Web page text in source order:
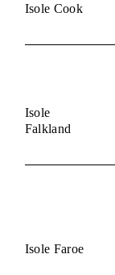
Isole Cook
Isole
Falkland
Isole Faroe